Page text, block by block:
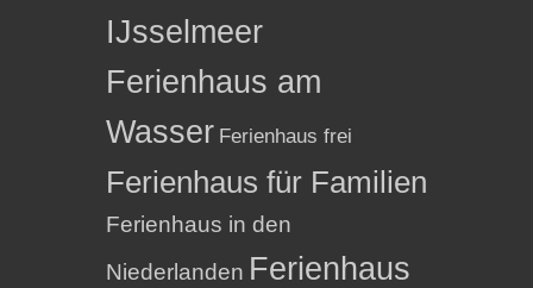
IJsselmeer
Ferienhaus am
Wasser Ferienhaus frei
Ferienhaus für Familien
Ferienhaus in den
Niederlanden Ferienhaus